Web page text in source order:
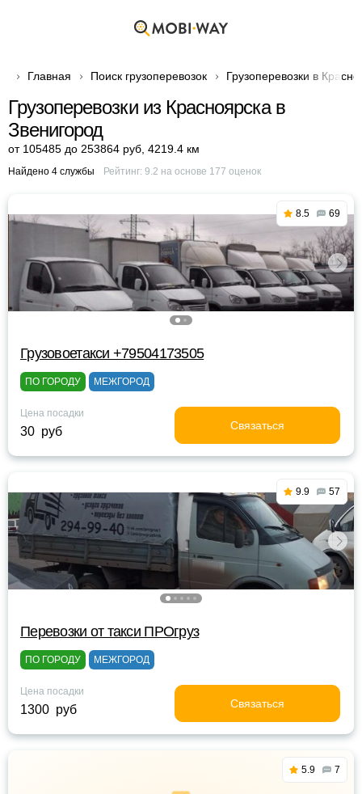
Главная Поиск грузоперевозок Грузоперевозки в
Грузоперевозки из Красноярска в
Звенигород
от 105485 до 253864 руб 4219.4 км
Найдено 4 службы Рейтинг: 9.2 на основе 177 оценок
8.5 69
Грузовоетакси +79504173505
ПО ГОРОДУ МЕЖГОРОД
Цена посадки
30 руб Связаться
9.9 57
Перевозки от такси ПРОгруз
ПО ГОРОДУ МЕЖГОРОД
Цена посадки
1300 руб Связаться
5.9 7